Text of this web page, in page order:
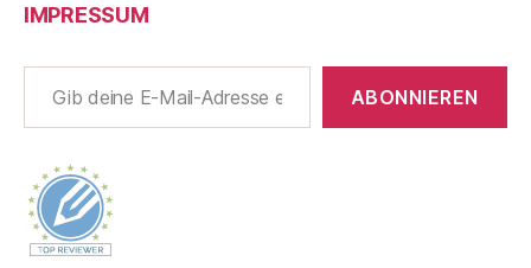
IMPRESSUM
Gib deine E-Mail-Adresse ein ...
ABONNIEREN